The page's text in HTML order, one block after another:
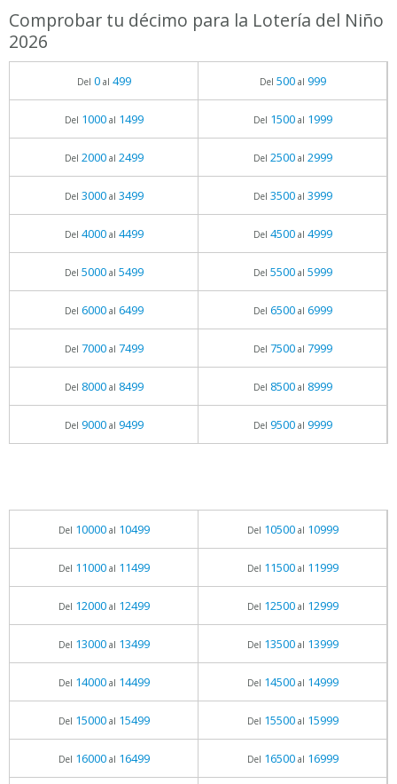
Comprobar tu décimo para la Lotería del Niño
2026
Del 0al 499 Del 500al 999
Del 1000al 1499 Del 1500al 1999
Del 2000al 2499 Del 2500al 2999
Del 3000al 3499 Del 3500al 3999
Del 4000al 4499 Del 4500al 4999
Del 5000al 5499 Del 5500al 5999
Del 6000al 6499 Del 6500al 6999
Del 7000al 7499 Del 7500al 7999
Del 8000al 8499 Del 8500al 8999
Del 9000al 9499 Del 9500al 9999
Del 10000al 10499 Del 10500al 10999
Del 11000al 11499 Del 11500al 11999
Del 12000al 12499 Del 12500al 12999
Del 13000al 13499 Del 13500al 13999
Del 14000al 14499 Del 14500al 14999
Del 15000al 15499 Del 15500al 15999
Del 16000al 16499 Del 16500al 16999